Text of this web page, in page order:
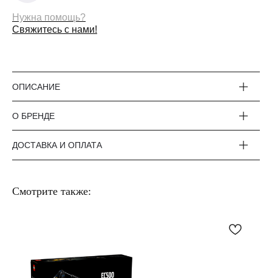
Нужна помощь?
Свяжитесь с нами!
ОПИСАНИЕ
О БРЕНДЕ
ДОСТАВКА И ОПЛАТА
Смотрите также:
Оплата частями
Оплатите сегодня 25% стоимости покупки
картой любого банка, остальное — тремя
Оплата
сегодня
Через
2 недели
4 недели
6 недель
Понятно